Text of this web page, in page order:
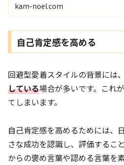
kam-noel.com
自己肯定感を高める
回避型愛着スタイルの背景には、
している場合が多いです。これ
てしまいます。
自己肯定感を高めるためには、
さな成功を認識し、評価するこ
からの褒め言葉や認める言葉を